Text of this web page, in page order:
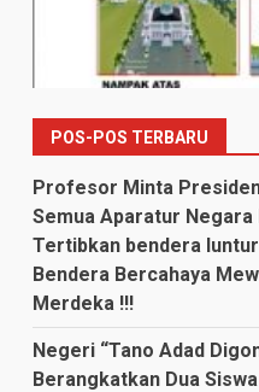
POS-POS TERBARU
Profesor Minta
Semua Aparatur Negara
Tertibkan bendera
Bendera Bercahaya
Merdeka !!!
Negeri “Tano Adad
Berangkatkan Dua